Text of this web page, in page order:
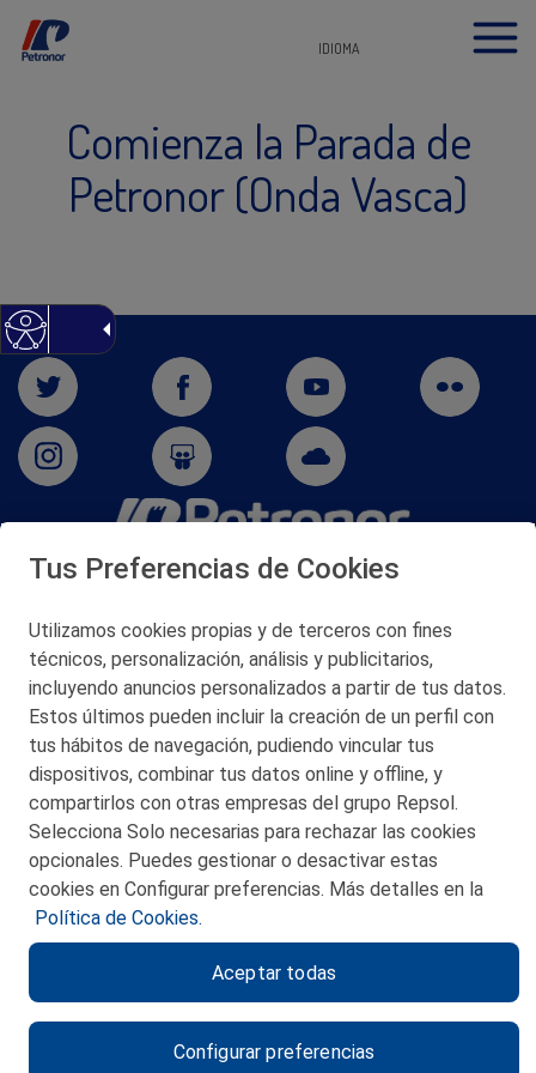
IDIOMA
Comienza la Parada de
Petronor (Onda Vasca)
San Martín 5-Edificio Muñatones,
© 2026 Petronor S.A.
CONTACTO
MAPA WEB
POLITICA DE PRIVACIDAD
POLITICA DE COOKIES
CANAL DE ÉTICA
Tus Preferencias de Cookies
Utilizamos cookies propias y de terceros con fines
técnicos, personalización, análisis y publicitarios,
incluyendo anuncios personalizados a partir de tus datos.
Estos últimos pueden incluir la creación de un perfil con
tus hábitos de navegación, pudiendo vincular tus
dispositivos, combinar tus datos online y offline, y
compartirlos con otras empresas del grupo Repsol.
Selecciona Solo necesarias para rechazar las cookies
opcionales. Puedes gestionar o desactivar estas
cookies en Configurar preferencias. Más detalles en la
Política de Cookies.
Configurar preferencias
Aceptar todas